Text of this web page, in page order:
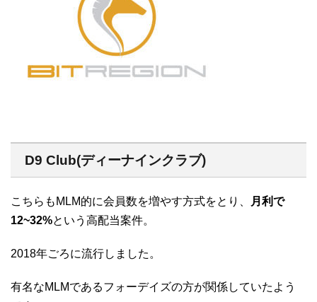
D9 Club(ディーナインクラブ)
こちらもMLM的に会員数を増やす方式をとり、
月利で
12~32%という高配当案件。
2018年ごろに流行しました。
有名なMLMであるフォーデイズの方が関係していたよう